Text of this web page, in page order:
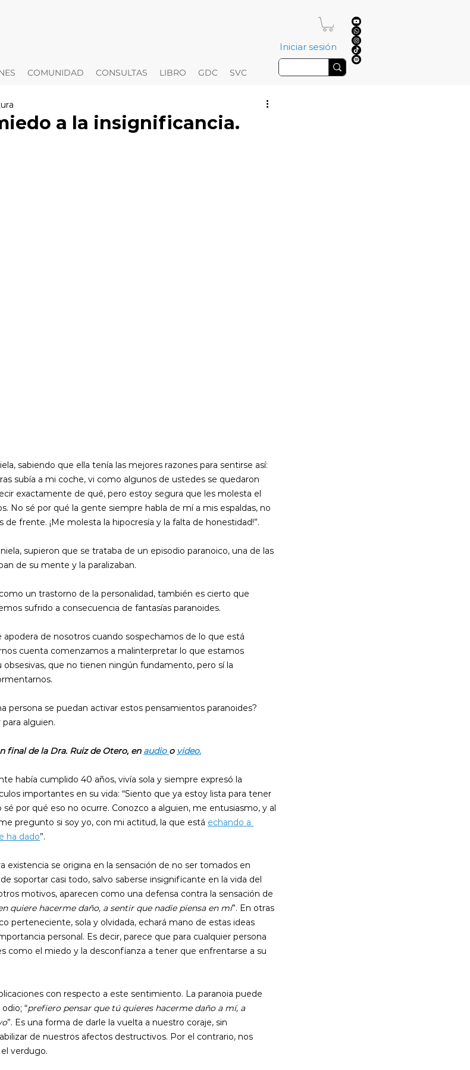
Iniciar sesión
COMUNIDAD CONSULTAS LIBRO GDC SVC
a la insignificancia.
sabiendo que ella tenía las mejores razones para sentirse así:
subía a mi coche, vi como algunos de ustedes se quedaron
exactamente de qué, pero estoy segura que les molesta el
No sé por qué la gente siempre habla de mí a mis espaldas, no
frente. ¡Me molesta la hipocresía y la falta de honestidad!”.
supieron que se trataba de un episodio paranoico, una de las
de su mente y la paralizaban.
un trastorno de la personalidad, también es cierto que
sufrido a consecuencia de fantasías paranoides.
de nosotros cuando sospechamos de lo que está
cuenta comenzamos a malinterpretar lo que estamos
obsesivas, que no tienen ningún fundamento, pero sí la
persona se puedan activar estos pensamientos paranoides?
alguien.
final de la Dra. Ruiz de Otero, en audio o video.
había cumplido 40 años, vivía sola y siempre expresó la
importantes en su vida: “Siento que ya estoy lista para tener
por qué eso no ocurre. Conozco a alguien, me entusiasmo, y al
pregunto si soy yo, con mi actitud, la que está echando a
ha dado”.
existencia se origina en la sensación de no ser tomados en
soportar casi todo, salvo saberse insignificante en la vida del
motivos, aparecen como una defensa contra la sensación de
quiere hacerme daño, a sentir que nadie piensa en mí”. En otras
perteneciente, sola y olvidada, echará mano de estas ideas
personal. Es decir, parece que para cualquier persona
como el miedo y la desconfianza a tener que enfrentarse a su
con respecto a este sentimiento. La paranoia puede
“prefiero pensar que tú quieres hacerme daño a mí, a
”. Es una forma de darle la vuelta a nuestro coraje, sin
de nuestros afectos destructivos. Por el contrario, nos
verdugo.